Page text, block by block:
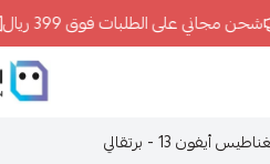
مجاني على الطلبات فوق 399 ريال
ELECTRON
13 - برتقالي